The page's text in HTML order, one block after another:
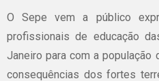
O Sepe vem a público
profissionais de educação
Janeiro para com a população
consequências dos fortes